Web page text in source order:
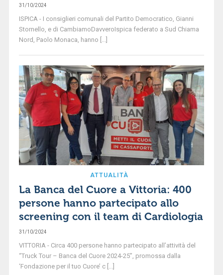
31/10/2024
ISPICA - I consiglieri comunali del Partito Democratico, Gianni
Stornello, e di CambiamoDavveroIspica federato a Sud Chiama
Nord, Paolo Monaca, hanno [...]
ATTUALITÀ
La Banca del Cuore a Vittoria: 400
persone hanno partecipato allo
screening con il team di Cardiologia
31/10/2024
VITTORIA - Circa 400 persone hanno partecipato all’attività del
“Truck Tour – Banca del Cuore 2024-25”, promossa dalla
‘Fondazione per il tuo Cuore’ c [...]